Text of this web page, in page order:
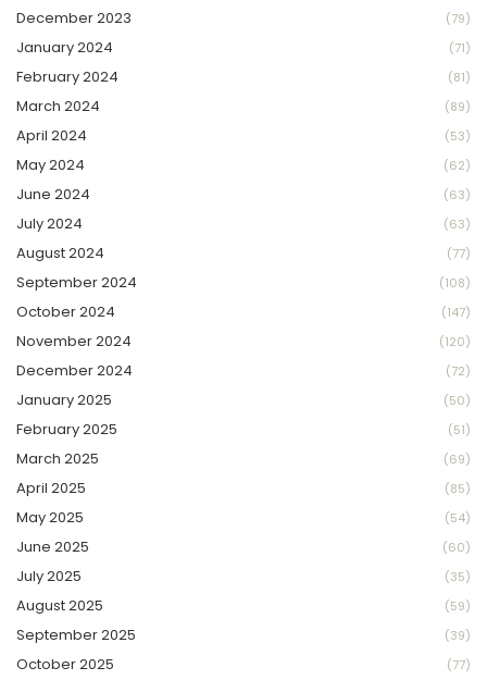
December 2023 (79)
January 2024 (71)
February 2024 (81)
March 2024 (89)
April 2024 (53)
May 2024 (62)
June 2024 (63)
July 2024 (63)
August 2024 (77)
September 2024 (108)
October 2024 (147)
November 2024 (120)
December 2024 (72)
January 2025 (50)
February 2025 (51)
March 2025 (69)
April 2025 (85)
May 2025 (54)
June 2025 (60)
July 2025 (35)
August 2025 (59)
September 2025 (39)
October 2025 (77)